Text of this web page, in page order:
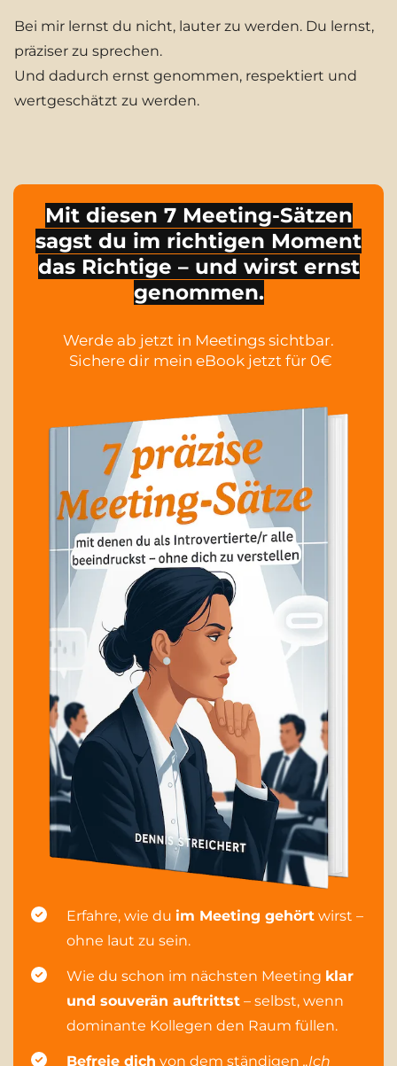
Bei mir lernst du nicht, lauter zu werden. Du lernst,
präziser zu sprechen.
Und dadurch ernst genommen, respektiert und
wertgeschätzt zu werden.
Mit diesen 7 Meeting-Sätzen
sagst du im richtigen Moment
das Richtige – und wirst ernst
genommen.
Werde ab jetzt in Meetings sichtbar.
Sichere dir mein eBook jetzt für 0€
Erfahre, wie du im Meeting gehörtwirst –
ohne laut zu sein.
Wie du schon im nächsten Meeting klar
und souverän auftrittst– selbst, wenn
dominante Kollegen den Raum füllen.
Befreie dich von dem ständigen „Ich